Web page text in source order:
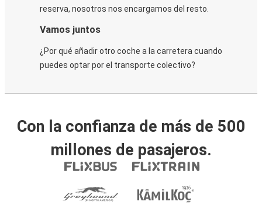
reserva, nosotros nos encargamos del resto.
Vamos juntos
¿Por qué añadir otro coche a la carretera cuando
puedes optar por el transporte colectivo?
Con la confianza de más de 500
millones de pasajeros.